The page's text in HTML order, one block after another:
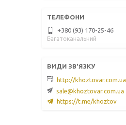
+380 (93) 170-25-46
Багатоканальний
http://khoztovar.com.ua
sale@khoztovar.com.ua
https://t.me/khoztov